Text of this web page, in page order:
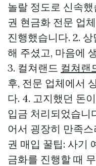
놀랄 정도로 신속
권 현금화 전문 업
진행했습니다. 2.
해 주셨고, 마음에
3. 컬쳐랜드 컬쳐랜
후, 전문 업체에서
다. 4. 고지했던 돈
입금 처리되었습니
어서 굉장히 만족
권 매입 꿀팁: 사기
금화를 진행할 때